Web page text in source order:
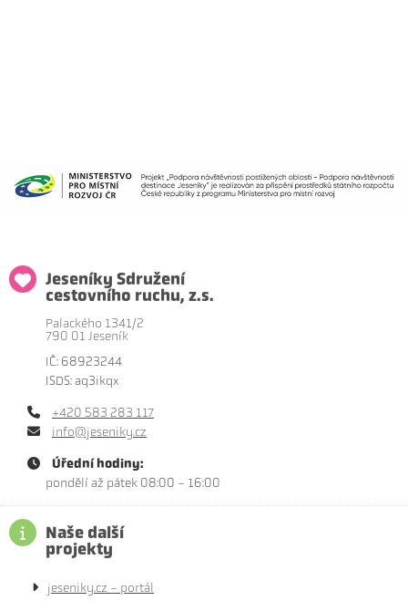
Jeseníky Sdružení
cestovního ruchu, z.s.
Palackého 1341/2
790 01 Jeseník
IČ: 68923244
ISDS: aq3ikqx
+420 583 283 117
info@jeseniky.cz
Úřední hodiny:
pondělí až pátek 08:00 - 16:00
Naše další
projekty
jeseniky.cz - portál